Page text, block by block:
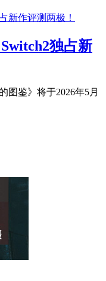
独占新
图鉴》将于2026年5月